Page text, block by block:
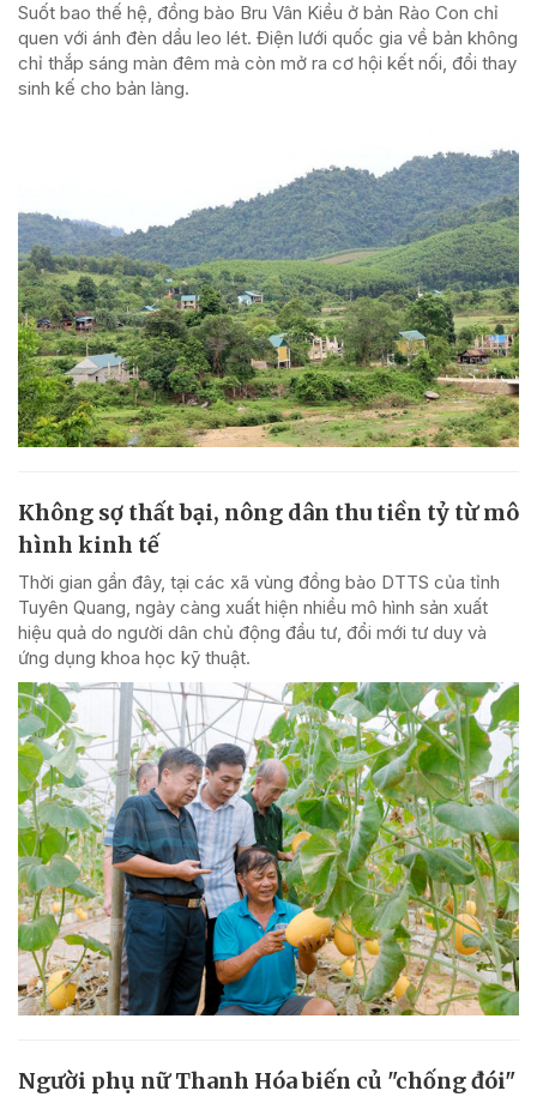
Suốt bao thế hệ, đồng bào Bru Vân Kiều ở bản Rào Con chỉ
quen với ánh đèn dầu leo lét. Điện lưới quốc gia về bản không
chỉ thắp sáng màn đêm mà còn mở ra cơ hội kết nối, đổi thay
sinh kế cho bản làng.
Không sợ thất bại, nông dân thu tiền tỷ từ mô
hình kinh tế
Thời gian gần đây, tại các xã vùng đồng bào DTTS của tỉnh
Tuyên Quang, ngày càng xuất hiện nhiều mô hình sản xuất
hiệu quả do người dân chủ động đầu tư, đổi mới tư duy và
ứng dụng khoa học kỹ thuật.
Người phụ nữ Thanh Hóa biến củ "chống đói"